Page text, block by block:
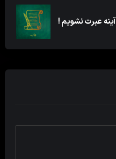
آینه عبرت نشویم !